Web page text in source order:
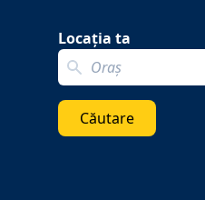
Locația ta
Search localization
Căutare